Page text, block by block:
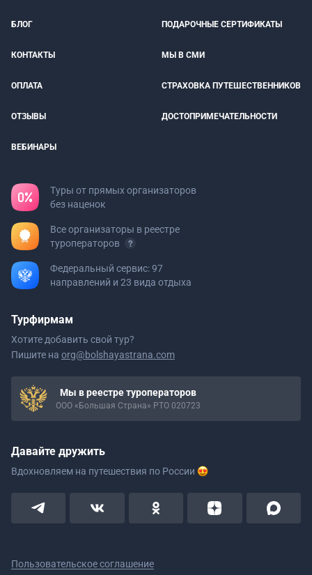
БЛОГ ПОДАРОЧНЫЕ СЕРТИФИКАТЫ
КОНТАКТЫ МЫ В СМИ
ОПЛАТА СТРАХОВКА ПУТЕШЕСТВЕННИКОВ
ОТЗЫВЫ ДОСТОПРИМЕЧАТЕЛЬНОСТИ
ВЕБИНАРЫ
Туры от прямых организаторов
без наценок
Все организаторы в реестре
туроператоров
Федеральный сервис: 97
направлений и 23 вида отдыха
Турфирмам
Хотите добавить свой тур?
Пишите на org@bolshayastrana.com
Мы в реестре туроператоров
ООО «Большая Страна» РТО 020723
Давайте дружить
Вдохновляем на путешествия по России
Пользовательское соглашение